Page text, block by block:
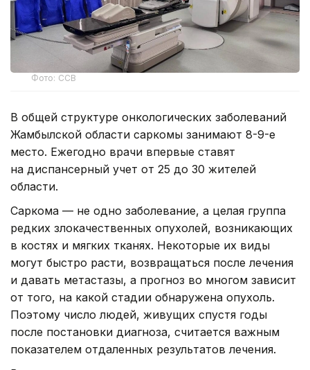
Фото: ССВ
В общей структуре онкологических заболеваний
Жамбылской области саркомы занимают 8-9-е
место. Ежегодно врачи впервые ставят
на диспансерный учет от 25 до 30 жителей
области.
Саркома — не одно заболевание, а целая группа
редких злокачественных опухолей, возникающих
в костях и мягких тканях. Некоторые их виды
могут быстро расти, возвращаться после лечения
и давать метастазы, а прогноз во многом зависит
от того, на какой стадии обнаружена опухоль.
Поэтому число людей, живущих спустя годы
после постановки диагноза, считается важным
показателем отдаленных результатов лечения.